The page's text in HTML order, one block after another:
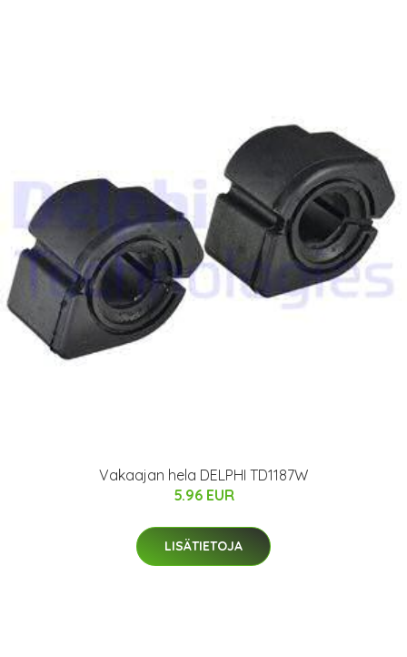
Vakaajan hela DELPHI TD1187W
5.96 EUR
LISÄTIETOJA